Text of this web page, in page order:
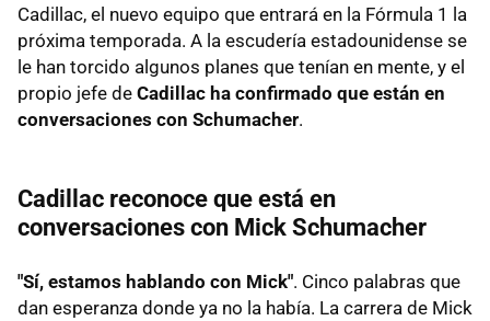
Cadillac, el nuevo equipo que entrará en la Fórmula 1 la
próxima temporada. A la escudería estadounidense se
le han torcido algunos planes que tenían en mente, y el
propio jefe de Cadillac ha confirmado que están en
conversaciones con Schumacher.
Cadillac reconoce que está en
conversaciones con Mick Schumacher
"Sí, estamos hablando con Mick". Cinco palabras que
dan esperanza donde ya no la había. La carrera de Mick